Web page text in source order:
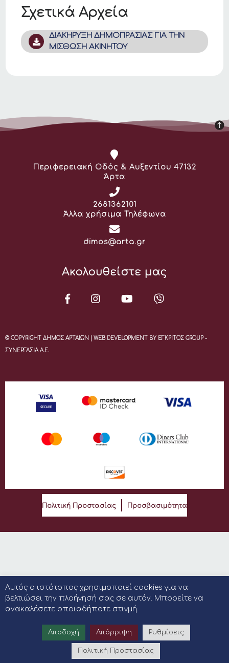
Σχετικά Αρχεία
ΔΙΑΚΗΡΥΞΗ ΔΗΜΟΠΡΑΣΙΑΣ ΓΙΑ ΤΗΝ
ΜΙΣΘΩΣΗ ΑΚΙΝΗΤΟΥ
Διεύθυνση:
Περιφερειακή Οδός & Αυξεντίου 47132
Άρτα
Τηλέφωνο:
2681362101
Άλλα χρήσιμα Τηλέφωνα
Email:
dimos@arta.gr
Ακολουθείστε μας
© COPYRIGHT ΔΗΜΟΣ ΑΡΤΑΙΩΝ | WEB DEVELOPMENT BY ΕΓΚΡΙΤΟΣ GROUP -
ΣΥΝΕΡΓΑΣΙΑ Α.Ε.
Πολιτική Προστασίας Προσβασιμότητα
Αυτός ο ιστότοπος χρησιμοποιεί cookies για να
βελτιώσει την πλοήγησή σας σε αυτόν. Μπορείτε να
ανακαλέσετε οποιαδήποτε στιγμή.
Αποδοχή Απόρριψη Ρυθμίσεις
Πολιτική Προστασίας